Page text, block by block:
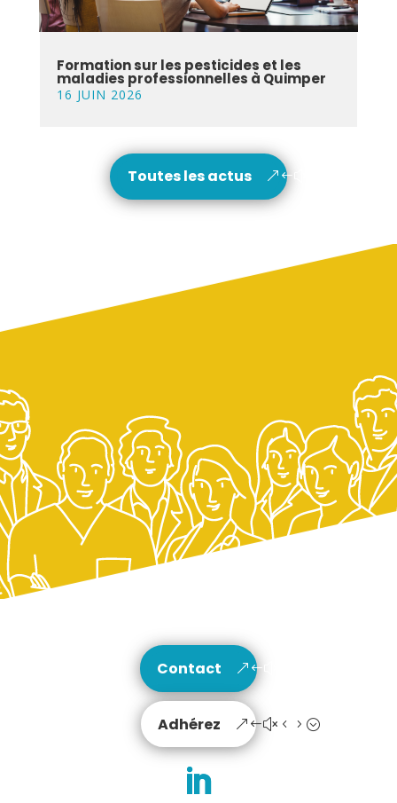
Formation sur les pesticides et les
maladies professionnelles à Quimper
16 JUIN 2026
Toutes les actus
Contact
Adhérez